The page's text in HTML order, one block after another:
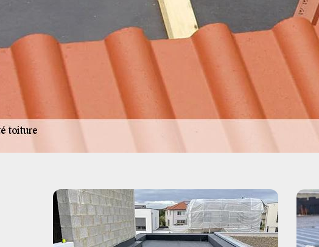
selon la difficulté de l'intervention de nos artisans. Une
trois jours d’opération environ. En plus de réduire la solidité
l’humidité peut aussi être la cause de la perméabilité de la
soit, une mise en étanchéité s'avère être nécessaire. Nous
faire appel à des couvreurs qualifiés comme AR renovation.
vous assurons un travail satisfaisant respectant les normes.